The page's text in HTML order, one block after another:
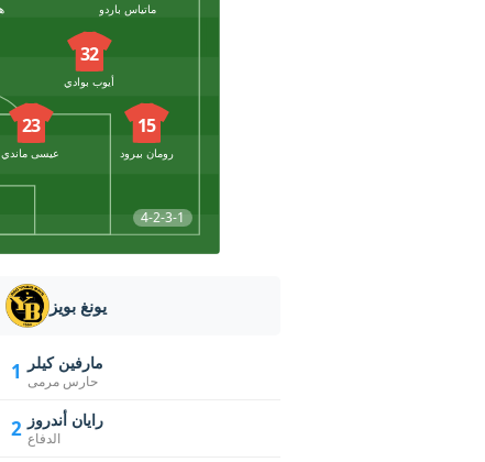
4-2-3-1
ماتياس باردو
32
أيوب بوادي
15
رومان بيرود
23
عيسى ماندي
يونغ بويز
1 مارفين كيلر
حارس مرمى
2 رايان أندروز
الدفاع